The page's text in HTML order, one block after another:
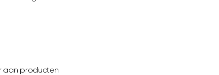
aan producten